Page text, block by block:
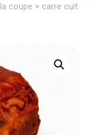
à la coupe > carre cuit